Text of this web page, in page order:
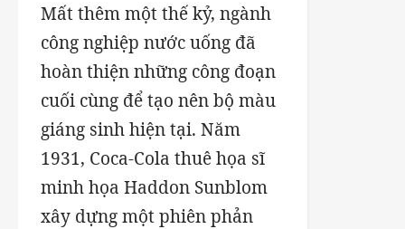
Mất thêm một thế kỷ, ngành
công nghiệp nước uống đã
hoàn thiện những công đoạn
cuối cùng để tạo nên bộ màu
giáng sinh hiện tại. Năm
1931, Coca-Cola thuê họa sĩ
minh họa Haddon Sunblom
xây dựng một phiên phản